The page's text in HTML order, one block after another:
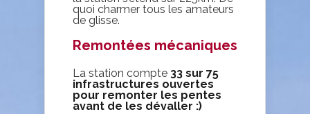
quoi charmer tous les amateurs
de glisse.
Remontées mécaniques
La station compte 33 sur 75
infrastructures ouvertes
pour remonter les pentes
avant de les dévaller :)